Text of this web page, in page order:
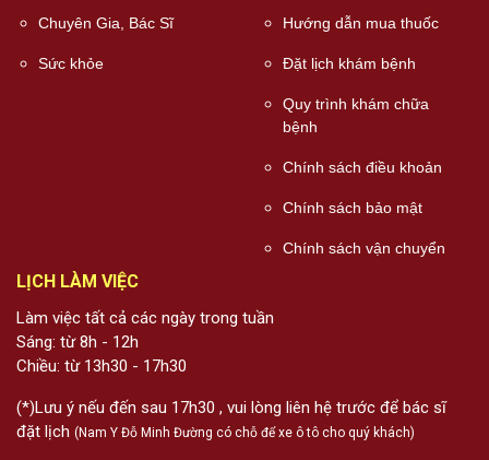
Chuyên Gia, Bác Sĩ
Sức khỏe
Hướng dẫn mua thuốc
Đặt lịch khám bệnh
Quy trình khám chữa
bệnh
Chính sách điều khoản
Chính sách bảo mật
Chính sách vận chuyển
LỊCH LÀM VIỆC
Làm việc tất cả các ngày trong tuần
Sáng: từ 8h - 12h
Chiều: từ 13h30 - 17h30
(*)Lưu ý nếu đến sau 17h30 , vui lòng liên hệ trước để bác sĩ
đặt lịch (Nam Y Đỗ Minh Đường có chỗ để xe ô tô cho quý khách)